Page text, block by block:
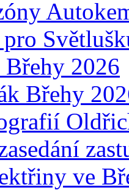
Břehy 2026
Břehy
ve